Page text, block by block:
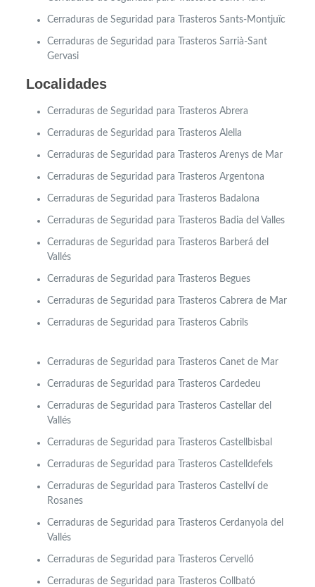
Cerraduras de Seguridad para Trasteros Sants-Montjuïc
Cerraduras de Seguridad para Trasteros Sarrià-Sant
Gervasi
Localidades
Cerraduras de Seguridad para TrasterosAbrera
Cerraduras de Seguridad para TrasterosAlella
Cerraduras de Seguridad para Trasteros Arenys de Mar
Cerraduras de Seguridad para Trasteros Argentona
Cerraduras de Seguridad para Trasteros Badalona
Cerraduras de Seguridad para Trasteros Badia del Valles
Cerraduras de Seguridad para Trasteros Barberá del
Vallés
Cerraduras de Seguridad para Trasteros Begues
Cerraduras de Seguridad para Trasteros Cabrera de Mar
Cerraduras de Seguridad para Trasteros Cabrils
Cerraduras de Seguridad para Trasteros Canet de Mar
Cerraduras de Seguridad para TrasterosCardedeu
Cerraduras de Seguridad para Trasteros Castellar del
Vallés
Cerraduras de Seguridad para Trasteros Castellbisbal
Cerraduras de Seguridad para Trasteros Castelldefels
Cerraduras de Seguridad para Trasteros Castellví de
Rosanes
Cerraduras de Seguridad para Trasteros Cerdanyola del
Vallés
Cerraduras de Seguridad para Trasteros Cervelló
Cerraduras de Seguridad para Trasteros Collbató